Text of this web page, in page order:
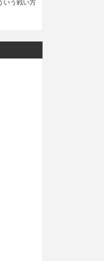
いう戦い方